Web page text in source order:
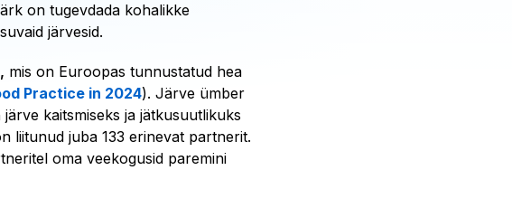
on tugevdada kohalikke
järvesid.
mis on Euroopas tunnustatud hea
Practice in 2024). Järve ümber
kaitsmiseks ja jätkusuutlikuks
liitunud juba 133 erinevat partnerit.
oma veekogusid paremini